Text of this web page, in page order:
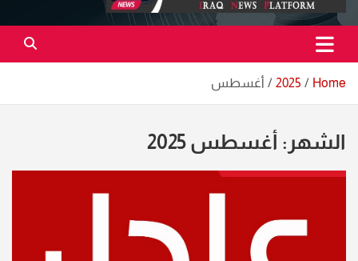
Home
2025 أغسطس
الشهر: أغسطس 2025